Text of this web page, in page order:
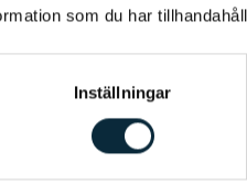
som du har
Inställningar